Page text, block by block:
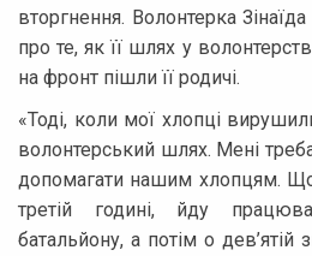
вторгнення. Волонтерка
про те, як її шлях у
на фронт пішли її родичі.
«Тоді, коли мої хлопці
волонтерський шлях. Мені
допомагати нашим хлопцям.
третій годині, йду
батальйону, а потім о